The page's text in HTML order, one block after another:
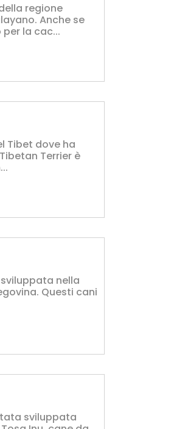
regione
Anche se
la cac...
Tibet dove ha
Terrier è
nella
Questi cani
sviluppata